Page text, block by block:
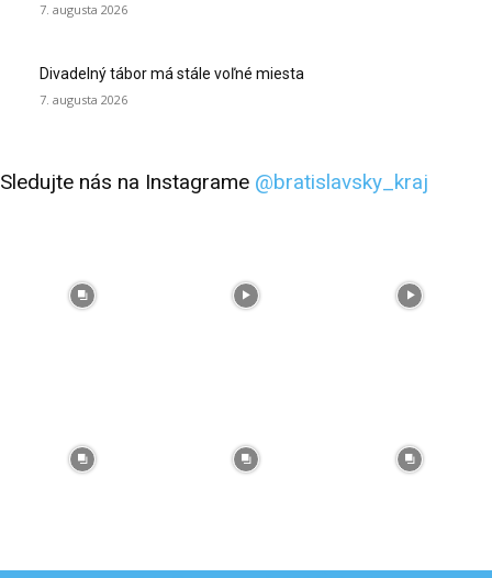
7. augusta 2026
Divadelný tábor má stále voľné miesta
7. augusta 2026
Sledujte nás na Instagrame @bratislavsky_kraj